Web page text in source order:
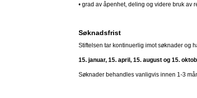
• grad av åpenhet, deling og videre bruk av
Søknadsfrist
Stiftelsen tar kontinuerlig imot søknader og
15. januar, 15. april, 15. august og 15.
Søknader behandles vanligvis innen 1-3